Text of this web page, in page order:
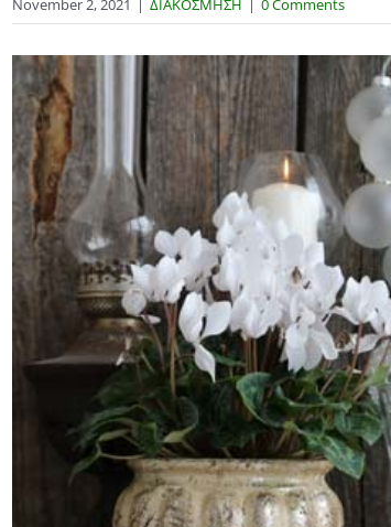
November 2, 2021 | ΔΙΑΚΟΣΜΗΣΗ | 0 Comments
View
Larger
Image